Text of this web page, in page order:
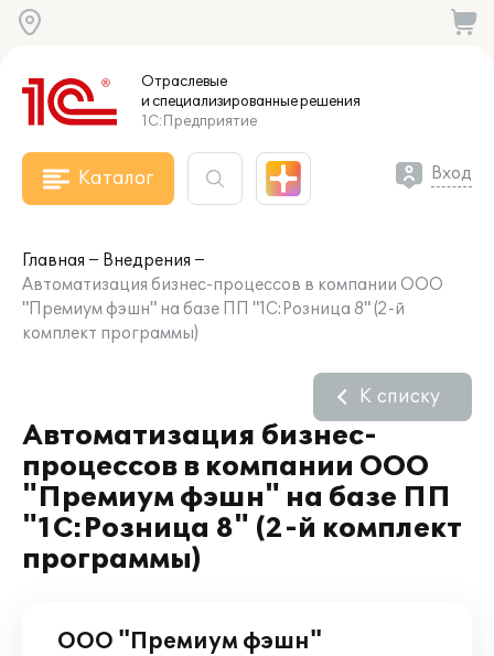
Отраслевые
и специализированныерешения
1С:Предприятие
Каталог Вход
Главная
Внедрения
Автоматизация бизнес-процессов в компании ООО
"Премиум фэшн" на базе ПП "1С:Розница 8" (2-й
комплект программы)
Автоматизация бизнес-
процессов в компании ООО
"Премиум фэшн" на базе ПП
"1С:Розница 8" (2-й комплект
программы)
К списку
ООО "Премиум фэшн"